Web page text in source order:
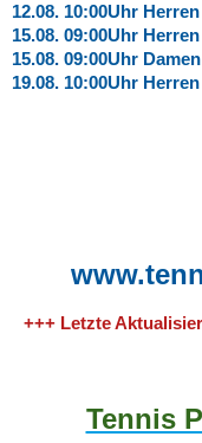
12.08. 10:00Uhr
15.08. 09:00Uhr
15.08. 09:00Uhr
19.08. 10:00Uhr
+++ Letzte
Tennis